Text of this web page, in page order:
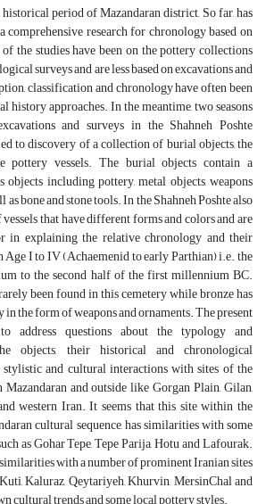
period of Mazandaran district, So far, has
comprehensive research for chronology based on
the studies have been on the pottery collections
surveys and are less based on excavations and
classification and chronology have often been
history approaches. In the meantime, two seasons
and surveys in the Shahneh Poshte
to discovery of a collection of burial objects, the
pottery vessels. The burial objects contain a
including pottery, metal objects, weapons
as bone and stone tools. In the Shahneh Poshte also
that have different forms and colors and are
in explaining the relative chronology and their
I to IV (Achaemenid to early Parthian) i.e. the
to the second half of the first millennium BC.
been found in this cemetery while bronze has
in the form of weapons and ornaments. The present
address questions about the typology and
objects, their historical and chronological
stylistic and cultural interactions with sites of the
and outside like Gorgan Plain, Gilan,
western Iran. It seems that this site within the
cultural sequence, has similarities with some
as Gohar Tepe, Tepe Parija, Hotu and Lafourak.
with a number of prominent Iranian sites
Kaluraz, Qeytariyeh, Khurvin, MersinChal and